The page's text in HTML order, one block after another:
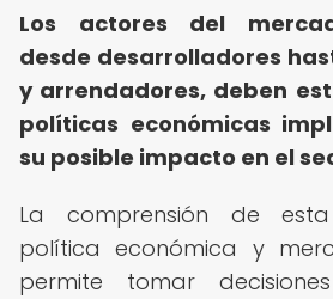
Los actores del
desde desarrolladores
y arrendadores, deben
políticas económicas
su posible impacto en el
La comprensión de
política económica y
permite tomar